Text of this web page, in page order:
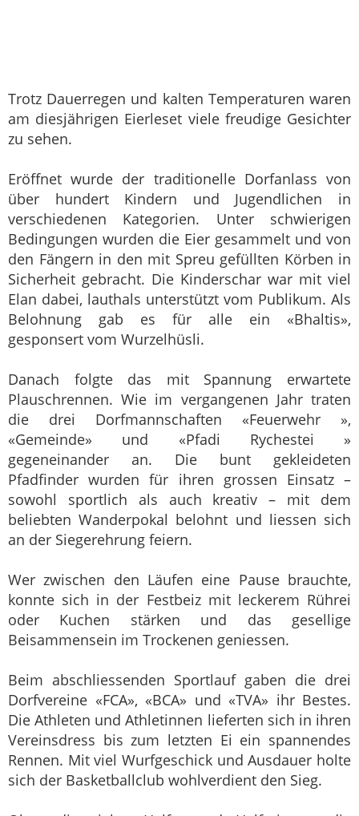
Trotz Dauerregen und kalten Temperaturen waren
am diesjährigen Eierleset viele freudige Gesichter
zu sehen.
Eröffnet wurde der traditionelle Dorfanlass von
über hundert Kindern und Jugendlichen in
verschiedenen Kategorien. Unter schwierigen
Bedingungen wurden die Eier gesammelt und von
den Fängern in den mit Spreu gefüllten Körben in
Sicherheit gebracht. Die Kinderschar war mit viel
Elan dabei, lauthals unterstützt vom Publikum. Als
Belohnung gab es für alle ein «Bhaltis»,
gesponsert vom Wurzelhüsli.
Danach folgte das mit Spannung erwartete
Plauschrennen. Wie im vergangenen Jahr traten
die drei Dorfmannschaften «Feuerwehr »,
«Gemeinde» und «Pfadi Rychestei »
gegeneinander an. Die bunt gekleideten
Pfadfinder wurden für ihren grossen Einsatz –
sowohl sportlich als auch kreativ – mit dem
beliebten Wanderpokal belohnt und liessen sich
an der Siegerehrung feiern.
Wer zwischen den Läufen eine Pause brauchte,
konnte sich in der Festbeiz mit leckerem Rührei
oder Kuchen stärken und das gesellige
Beisammensein im Trockenen geniessen.
Beim abschliessenden Sportlauf gaben die drei
Dorfvereine «FCA», «BCA» und «TVA» ihr Bestes.
Die Athleten und Athletinnen lieferten sich in ihren
Vereinsdress bis zum letzten Ei ein spannendes
Rennen. Mit viel Wurfgeschick und Ausdauer holte
sich der Basketballclub wohlverdient den Sieg.